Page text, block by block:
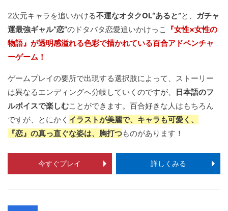
2次元キャラを追いかける不運なオタクOL“あると”と、 ガチャ
運最強ギャル“恋”のドタバタ恋愛追いかけっこ
『女性×女性の
物語』が透明感溢れる色彩で描かれている百合アドベンチャ
ーゲーム！
ゲームプレイの要所で出現する選択肢によって、ストーリー
は異なるエンディングへ分岐していくのですが、
日本語のフ
ルボイスで楽しむことができます。百合好きな人はもちろん
ですが、とにかく イラストが美麗で、キャラも可愛く、
『恋』の真っ直ぐな姿は、胸打つものがあります！
今すぐプレイ 詳しくみる